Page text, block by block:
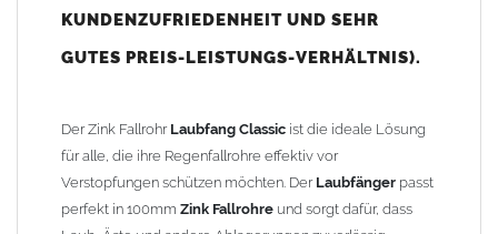
vorgenommen werden. DerEdelstahl-Laubfangkorbist im
Produktmerkmale
Material:
, das für seine Langlebigkeit
KUNDENZUFRIEDENHEIT UND SEHR
GUTES PREIS-LEISTUNGS-VERHÄLTNIS).
Der Zink Fallrohr Laubfang Classic ist die ideale Lösung
für alle, die ihre Regenfallrohre effektiv vor
Verstopfungen schützen möchten. Der Laubfänger passt
perfekt in 100mm Zink Fallrohre und sorgt dafür, dass